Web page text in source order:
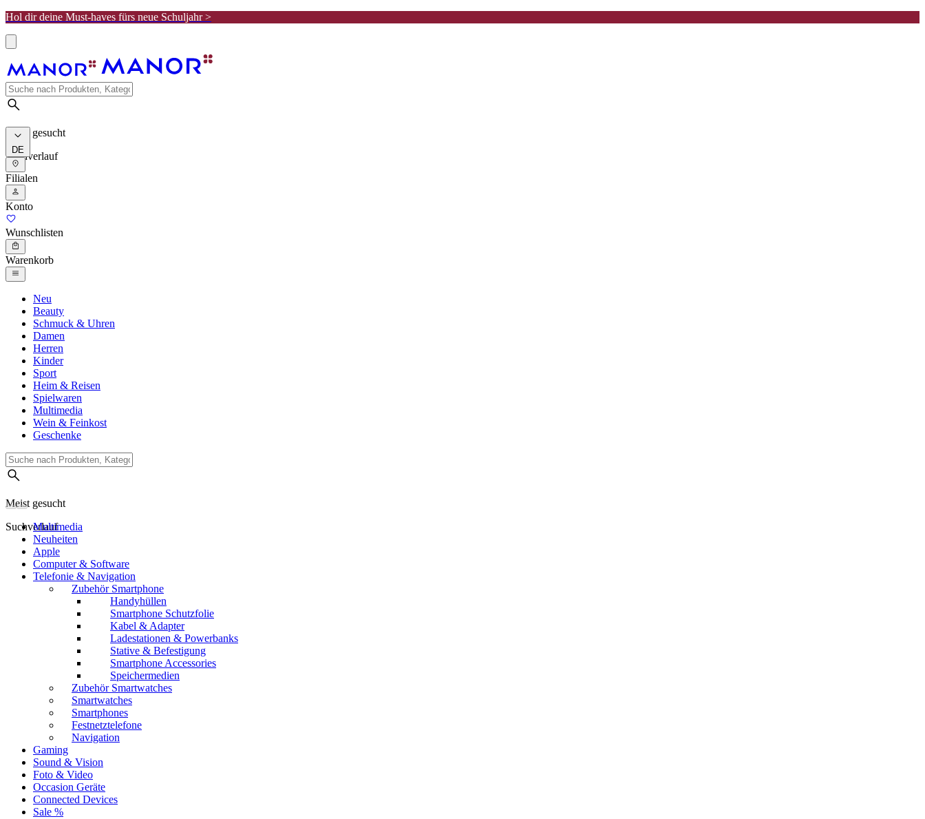
Hol dir deine Must-haves fürs neue Schuljahr >
Meist gesucht
Suchverlauf
DE
Filialen
Konto
Wunschlisten
Warenkorb
Neu
Beauty
Schmuck & Uhren
Damen
Herren
Kinder
Sport
Heim & Reisen
Spielwaren
Multimedia
Wein & Feinkost
Geschenke
Meist gesucht
SuchverlaufMultimedia
Neuheiten
Apple
Computer & Software
Telefonie & Navigation
Zubehör Smartphone
Handyhüllen
Smartphone Schutzfolie
Kabel & Adapter
Ladestationen & Powerbanks
Stative & Befestigung
Smartphone Accessories
Speichermedien
Zubehör Smartwatches
Smartwatches
Smartphones
Festnetztelefone
Navigation
Gaming
Sound & Vision
Foto & Video
Occasion Geräte
Connected Devices
Sale %